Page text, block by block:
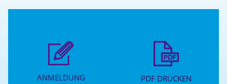
ANMELDUNG PDF DRUCKEN